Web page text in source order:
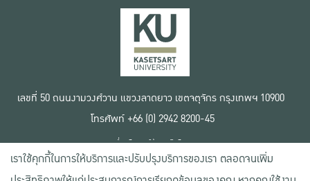
เลขที่ 50 ถนนงามวงศ์วาน แขวงลาดยาว เขตจตุจักร กรุงเทพฯ 10900
โทรศัพท์ +66 (0) 2942 8200-45
เงื่อนไขการใช้งานเว็บไซต์
ข้อตกลงด้านสิทธิ์ใช้งาน
นโยบายความเป็นส่วนตัว
เราใช้คุกกี้ในการให้บริการและปรับปรุงบริการของเรา ตลอดจนเพิ่ม